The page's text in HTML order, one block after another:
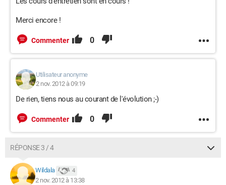
Merci encore !
Commenter 0
Utilisateur anonyme
2 nov. 2012 à 09:19
De rien, tiens nous au courant de l'évolution ;-)
Commenter 0
RÉPONSE 3 / 4
Wildala 4
2 nov. 2012 à 13:38